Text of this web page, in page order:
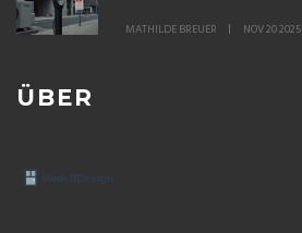
wissen müssen
MATHILDE BREUER NOV 20 2025
ÜBER